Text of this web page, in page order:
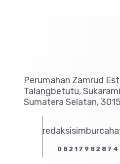
Perumahan Zamrud
Talangbetutu,
Sumatera Selatan,